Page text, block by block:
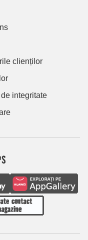
clienților
integritate